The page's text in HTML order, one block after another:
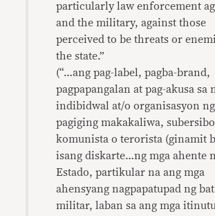
particularly law enforcement
and the military, against those
perceived to be threats or
the state.”
(“…ang pag-label, pagba-brand,
pagpapangalan at pag-akusa sa
indibidwal at/o organisasyon ng
pagiging makakaliwa,
komunista o terorista (ginamit
isang diskarte…ng mga ahente
Estado, partikular na ang mga
ahensyang nagpapatupad ng
militar, laban sa ang mga